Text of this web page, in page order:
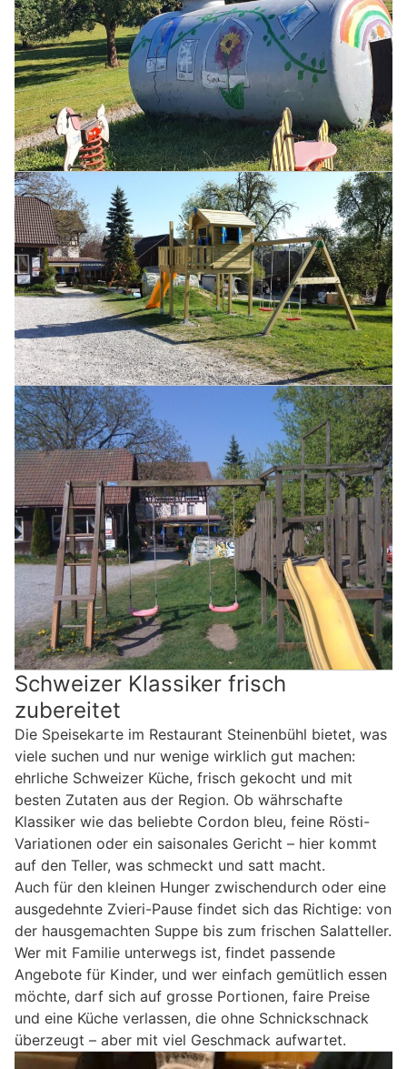
Schweizer Klassiker frisch
zubereitet
Die Speisekarte im Restaurant Steinenbühl bietet, was
viele suchen und nur wenige wirklich gut machen:
ehrliche Schweizer Küche, frisch gekocht und mit
besten Zutaten aus der Region. Ob währschafte
Klassiker wie das beliebte Cordon bleu, feine Rösti-
Variationen oder ein saisonales Gericht – hier kommt
auf den Teller, was schmeckt und satt macht.
Auch für den kleinen Hunger zwischendurch oder eine
ausgedehnte Zvieri-Pause findet sich das Richtige: von
der hausgemachten Suppe bis zum frischen Salatteller.
Wer mit Familie unterwegs ist, findet passende
Angebote für Kinder, und wer einfach gemütlich essen
möchte, darf sich auf grosse Portionen, faire Preise
und eine Küche verlassen, die ohne Schnickschnack
überzeugt – aber mit viel Geschmack aufwartet.